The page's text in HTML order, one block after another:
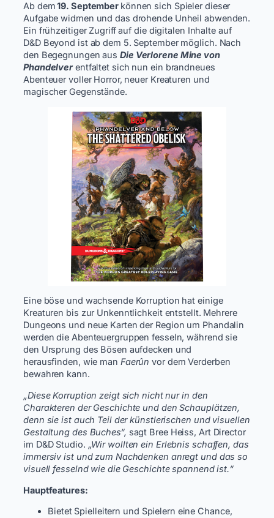
Ab dem19. September können sich Spieler dieser
Aufgabe widmen und das drohende Unheil abwenden.
Ein frühzeitiger Zugriff auf die digitalen Inhalte auf
D&D Beyond ist ab dem 5. September möglich. Nach
den Begegnungen aus Die Verlorene Mine von
Phandelverentfaltet sich nun ein brandneues
Abenteuer voller Horror, neuer Kreaturen und
magischer Gegenstände.
Eine böse und wachsende Korruption hat einige
Kreaturen bis zur Unkenntlichkeit entstellt. Mehrere
Dungeons und neue Karten der Region um Phandalin
werden die Abenteuergruppen fesseln, während sie
den Ursprung des Bösen aufdecken und
herausfinden, wie man Faerûn vor dem Verderben
bewahren kann.
„Diese Korruption zeigt sich nicht nur in den
Charakteren der Geschichte und den Schauplätzen,
denn sie ist auch Teil der künstlerischen und visuellen
Gestaltung des Buches“, sagt Bree Heiss, Art Director
im D&D Studio. „Wir wollten ein Erlebnis schaffen, das
immersiv ist und zum Nachdenken anregt und das so
visuell fesselnd wie die Geschichte spannend ist.“
Hauptfeatures:
Bietet Spielleitern und Spielern eine Chance,